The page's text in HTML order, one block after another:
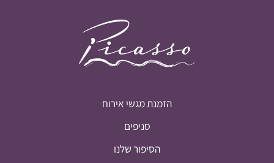
הזמנת מגשי אירוח
סניפים
הסיפור שלנו